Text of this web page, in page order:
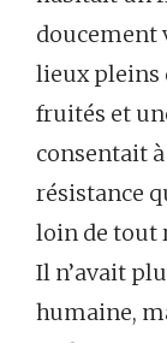
doucement
lieux pleins
fruités et
consentait
résistance
loin de tout
Il n’avait
humaine,